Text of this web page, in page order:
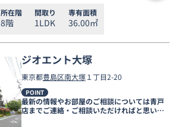
所在階
8階
間取り
1LDK
専有面積
36.00㎡
ジオエント大塚
東京都豊島区南大塚１丁目2-20
POINT
最新の情報やお部屋のご相談については青戸
店までご連絡・ご相談いただければと思いま
す。